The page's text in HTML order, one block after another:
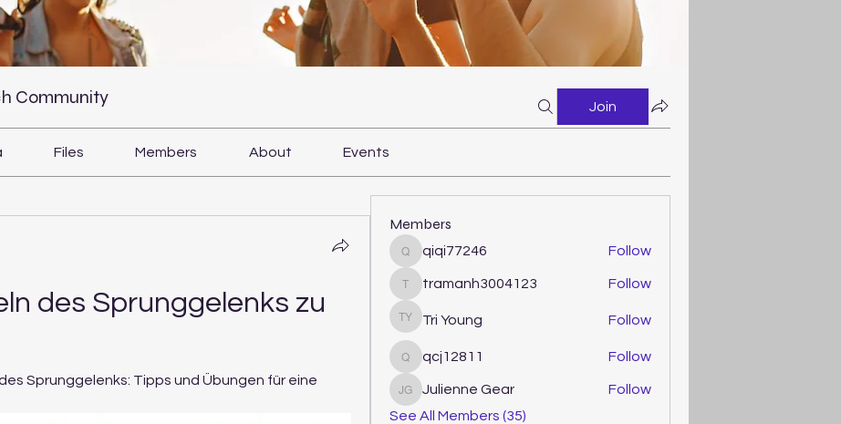
Community Join
Files Members About Events
des Sprunggelenks zu
Sprunggelenks: Tipps und Übungen für eine
Members
qiqi77246
qiqi77246 Follow
tramanh3004123
tramanh3004123 Follow
Tri Young
Tri Young Follow
qcj12811
qcj12811 Follow
Julienne Gear
Julienne Gear
Follow
See All Members (35)